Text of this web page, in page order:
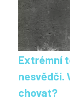
Extrémní
nesvědčí.
chovat?